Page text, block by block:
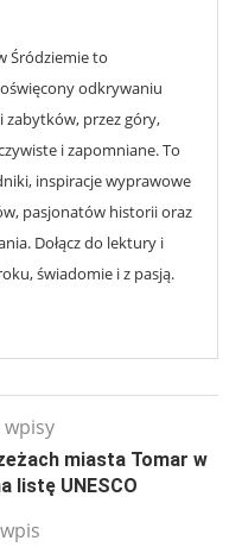
Śródziemie to
odkrywaniu
zabytków, przez góry,
i zapomniane. To
inspiracje wyprawowe
pasjonatów historii oraz
Dołącz do lektury i
świadomie i z pasją.
miasta Tomar w
listę UNESCO